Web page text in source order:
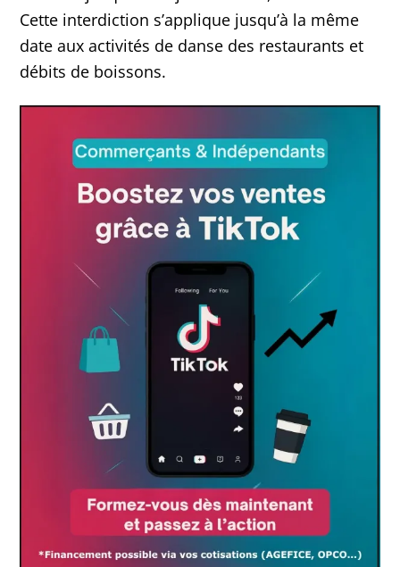
Cette interdiction s’applique jusqu’à la même
date aux activités de danse des restaurants et
débits de boissons.